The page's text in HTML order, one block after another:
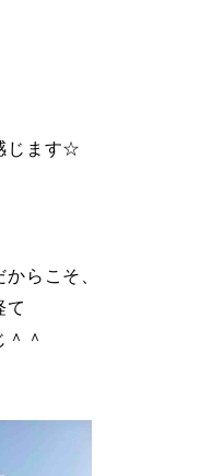
じます☆
らこそ、
て
＾